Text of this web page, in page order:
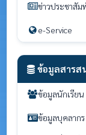
ข่าวประชาสั
e-Service
ข้อมูลสารส
ข้อมูลนักเรียน
ข้อมูลบุคลากร